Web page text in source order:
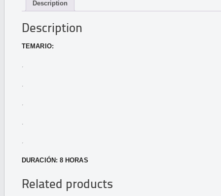
Description
Description
TEMARIO:
.
.
.
DURACIÓN: 8 HORAS
Related products